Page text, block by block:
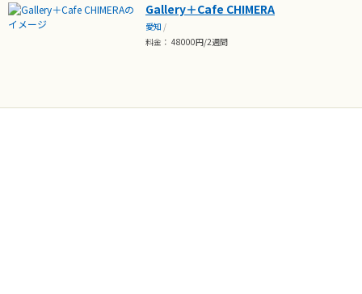
Gallery＋Cafe CHIMERA
愛知 /
料金： 48000円/2週間